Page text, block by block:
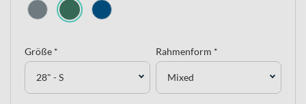
Größe *
28" - S
Rahmenform *
Mixed